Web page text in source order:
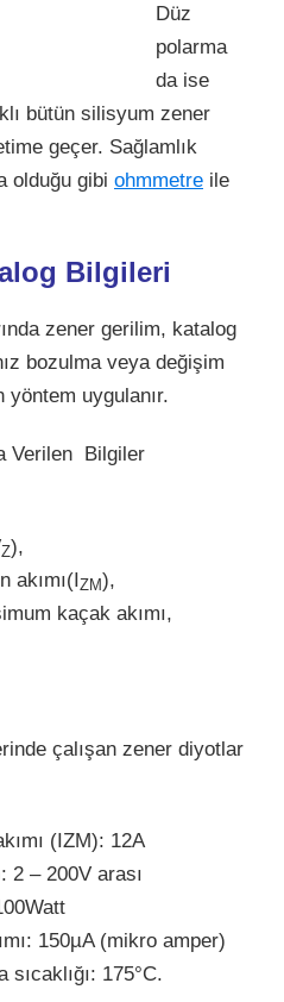
Düz
polarma
da ise
bütün silisyum zener
geçer. Sağlamlık
olduğu gibi ohmmetre ile
Bilgileri
zener gerilim, katalog
bozulma veya değişim
uygulanır.
Verilen Bilgiler
Z),
akımı(IZM),
kaçak akımı,
çalışan zener diyotlar
(IZM): 12A
2 – 200V arası
150µA (mikro amper)
175°C.